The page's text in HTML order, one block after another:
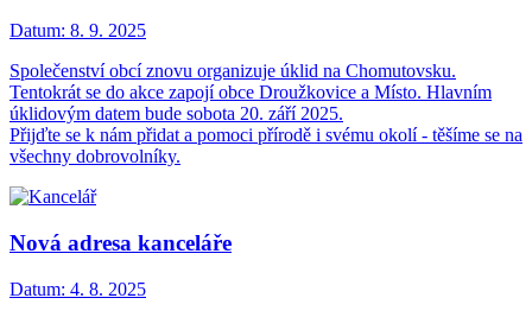
Datum: 8. 9. 2025
Společenství obcí znovu organizuje úklid na Chomutovsku.
Tentokrát se do akce zapojí obce Droužkovice a Místo. Hlavním
úklidovým datem bude sobota 20. září 2025.
Přijďte se k nám přidat a pomoci přírodě i svému okolí - těšíme se na
všechny dobrovolníky.
Nová adresa kanceláře
Datum: 4. 8. 2025